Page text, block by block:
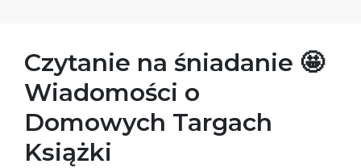
Czytanie na śniadanie 🤩
Wiadomości o
Domowych Targach
Książki